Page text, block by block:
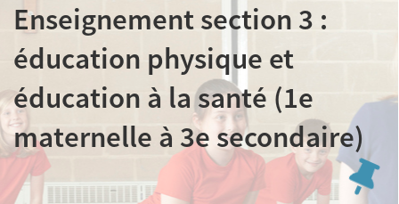
Enseignement section 3 :
éducation physique et
éducation à la santé (1e
maternelle à 3e secondaire)